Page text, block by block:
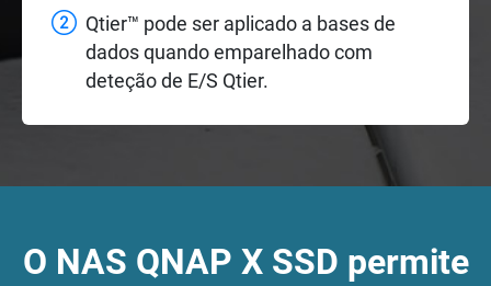
Qtier™ pode ser aplicado a bases de
dados quando emparelhado com
deteção de E/S Qtier.
O NAS QNAP X SSD permite